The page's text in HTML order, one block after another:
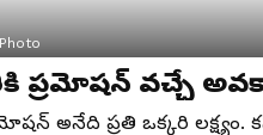
ప్రమోషన్ వచ్చే
అనేది ప్రతి ఒక్కరి